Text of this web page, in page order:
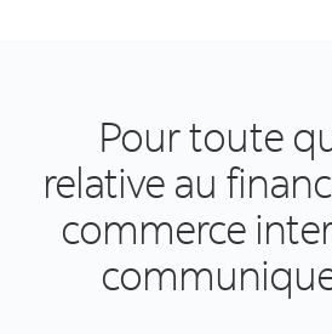
Pour toute
relative au
commerce